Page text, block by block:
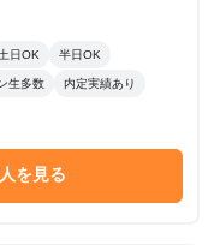
土日OK 半日OK
生多数 内定実績あり
を見る